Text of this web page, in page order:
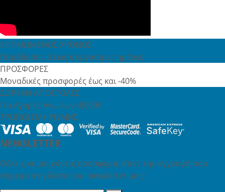
ΕΚΤΙΜΩΜΕΝΟΣ ΧΡΟΝΟΣ
Παράδοσης 3 έως 6 εργάσιμες ημέρες
ΠΡΟΣΦΟΡΕΣ
Μοναδικές προσφορές έως και -40%
ΔΩΡΕΑΝ ΑΠΟΣΤΟΛΕΣ
Για Αγορές Άνω των 49,99€
ΤΡΟΠΟΙ ΠΛΗΡΩΜΗΣ
NEWSLETTER
Θέλεις να μη χάνεις προσφορά; Κάνε την εγγραφή σου
σήμερα στη λίστα του newsletter μας!